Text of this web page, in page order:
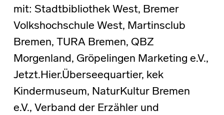
mit: Stadtbibliothek West, Bremer
Volkshochschule West, Martinsclub
Bremen, TURA Bremen, QBZ
Morgenland, Gröpelingen Marketing e.V.,
Jetzt.Hier.Überseequartier, kek
Kindermuseum, NaturKultur Bremen
e.V., Verband der Erzähler und